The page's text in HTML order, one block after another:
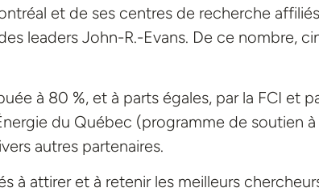
et de ses centres de recherche
leaders John-R.-Evans. De ce nombre,
à 80 %, et à parts égales, par la FCI et
du Québec (programme de soutien à
autres partenaires.
à attirer et à retenir les meilleurs